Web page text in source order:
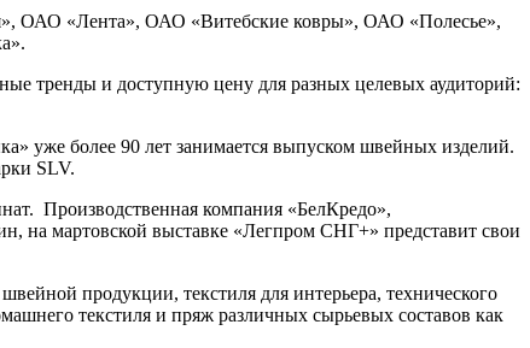
ОАО «Лента», ОАО «Витебские ковры», ОАО «Полесье»,
тренды и доступную цену для разных целевых аудиторий:
уже более 90 лет занимается выпуском швейных изделий.
SLV.
Производственная компания «БелКредо»,
на мартовской выставке «Легпром СНГ+» представит свои
продукции, текстиля для интерьера, технического
текстиля и пряж различных сырьевых составов как